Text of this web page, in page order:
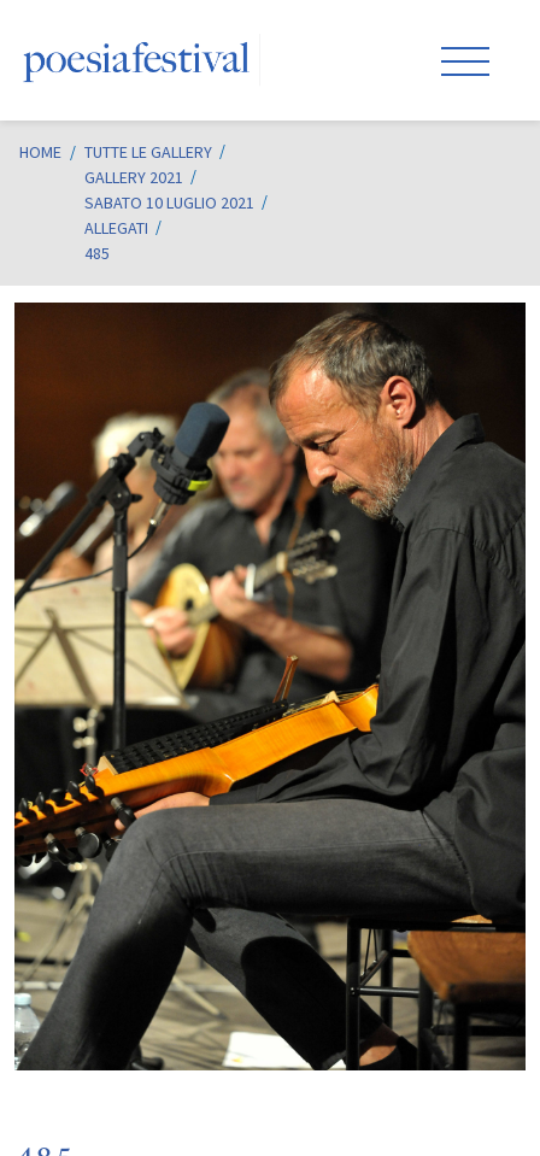
HOME / TUTTE LE GALLERY
GALLERY 2021
SABATO 10 LUGLIO 2021
ALLEGATI
485